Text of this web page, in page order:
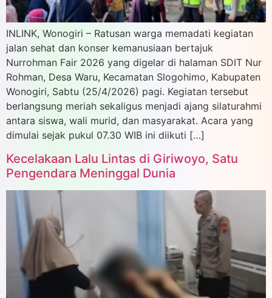
INLINK, Wonogiri – Ratusan warga memadati kegiatan
jalan sehat dan konser kemanusiaan bertajuk
Nurrohman Fair 2026 yang digelar di halaman SDIT Nur
Rohman, Desa Waru, Kecamatan Slogohimo, Kabupaten
Wonogiri, Sabtu (25/4/2026) pagi. Kegiatan tersebut
berlangsung meriah sekaligus menjadi ajang silaturahmi
antara siswa, wali murid, dan masyarakat. Acara yang
dimulai sejak pukul 07.30 WIB ini diikuti […]
Kecelakaan Lalu Lintas di Giriwoyo, Satu
Pengendara Meninggal Dunia